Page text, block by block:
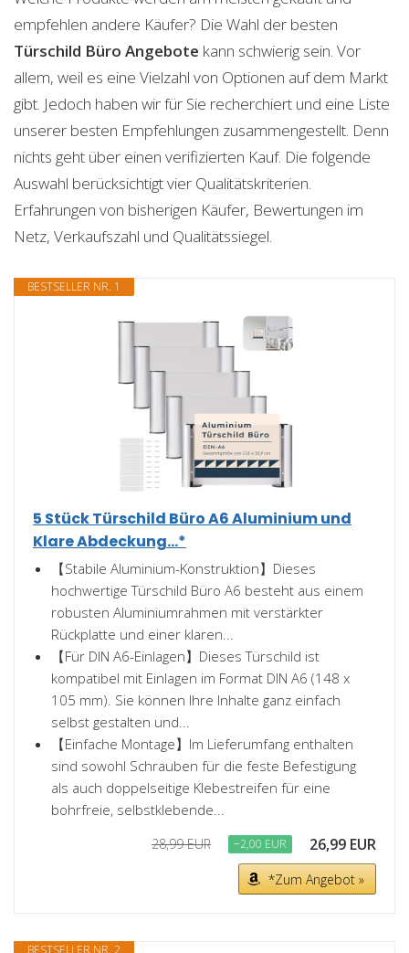
empfehlen andere Käufer? Die Wahl der besten
Türschild Büro Angebote kann schwierig sein. Vor
allem, weil es eine Vielzahl von Optionen auf dem Markt
gibt. Jedoch haben wir für Sie recherchiert und eine Liste
unserer besten Empfehlungen zusammengestellt. Denn
nichts geht über einen verifizierten Kauf. Die folgende
Auswahl berücksichtigt vier Qualitätskriterien.
Erfahrungen von bisherigen Käufer, Bewertungen im
Netz, Verkaufszahl und Qualitätssiegel.
BESTSELLER NR. 1
5 Stück Türschild Büro A6 Aluminium und
Klare Abdeckung...*
【Stabile Aluminium-Konstruktion】Dieses
hochwertige Türschild Büro A6 besteht aus einem
robusten Aluminiumrahmen mit verstärkter
Rückplatte und einer klaren...
【Für DIN A6-Einlagen】Dieses Türschild ist
kompatibel mit Einlagen im Format DIN A6 (148 x
105 mm). Sie können Ihre Inhalte ganz einfach
selbst gestalten und...
【Einfache Montage】Im Lieferumfang enthalten
sind sowohl Schrauben für die feste Befestigung
als auch doppelseitige Klebestreifen für eine
bohrfreie, selbstklebende...
28,99 EUR −2,00 EUR 26,99 EUR
*Zum Angebot »
BESTSELLER NR. 2